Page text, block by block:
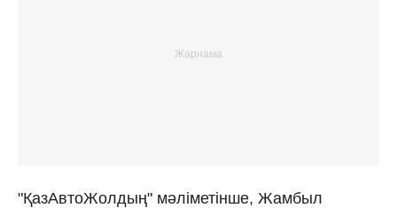
"ҚазАвтоЖолдың" мәліметінше, Жамбыл